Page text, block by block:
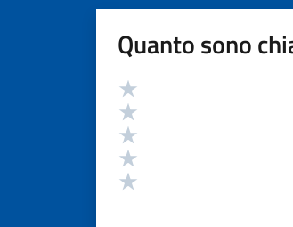
Quanto sono
Valutazione